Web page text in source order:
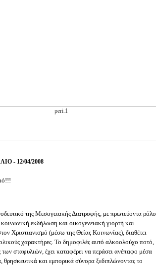
- 12/04/2008
της Μεσογειακής Διατροφής, με πρωτεύοντα ρόλο
εκδήλωση και οικογενειακή γιορτή και
Χριστιανισμό (μέσω της Θείας Κοινωνίας), διαθέτει
χαρακτήρες. Το δημοφιλές αυτό αλκοολούχο ποτό,
σταφυλιών, έχει καταφέρει να περάσει ανέπαφο μέσα
θρησκευτικά και εμπορικά σύνορα ξεδιπλώνοντας το